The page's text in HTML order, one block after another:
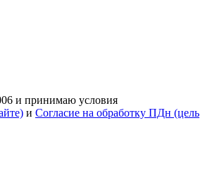
и принимаю условия
и Согласие на обработку ПДн (цель